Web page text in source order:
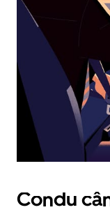
în
jos.
Închide
calendarul
apăsând
pe
butonul
Escape.
Condu